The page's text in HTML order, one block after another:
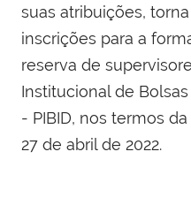
suas atribuições,
inscrições para a
reserva de
Institucional de
- PIBID, nos termos da
27 de abril de 2022.